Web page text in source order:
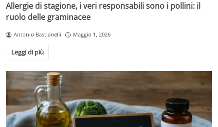
Allergie di stagione, i veri responsabili sono i pollini: il
ruolo delle graminacee
Antonio Bastianelli Maggio 1, 2026
Leggi di più